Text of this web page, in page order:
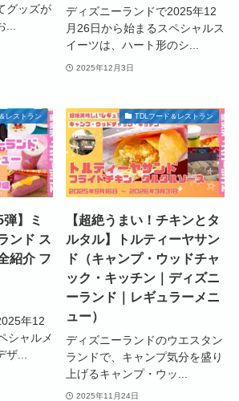
グッズが
ディズニーランドで2025年12
月26日から始まるスペシャルス
イーツは、ハート形のシ...
2025年12月3日
レストラン
弾】ミ
ンド ス
紹介 フ
年12
シャルメ
...
TDLフード＆レストラン
【超絶うまい！チキンとタ
ルタル】トルティーヤサン
ド（キャンプ・ウッドチャ
ック・キッチン｜ディズニ
ーランド｜レギュラーメニ
ュー）
ディズニーランドのウエスタン
ランドで、キャンプ気分を盛り
上げるキャンプ・ウッ...
2025年11月24日